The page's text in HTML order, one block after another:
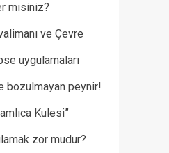
misiniz?
ve Çevre
uygulamaları
bozulmayan peynir!
Kulesi”
zor mudur?